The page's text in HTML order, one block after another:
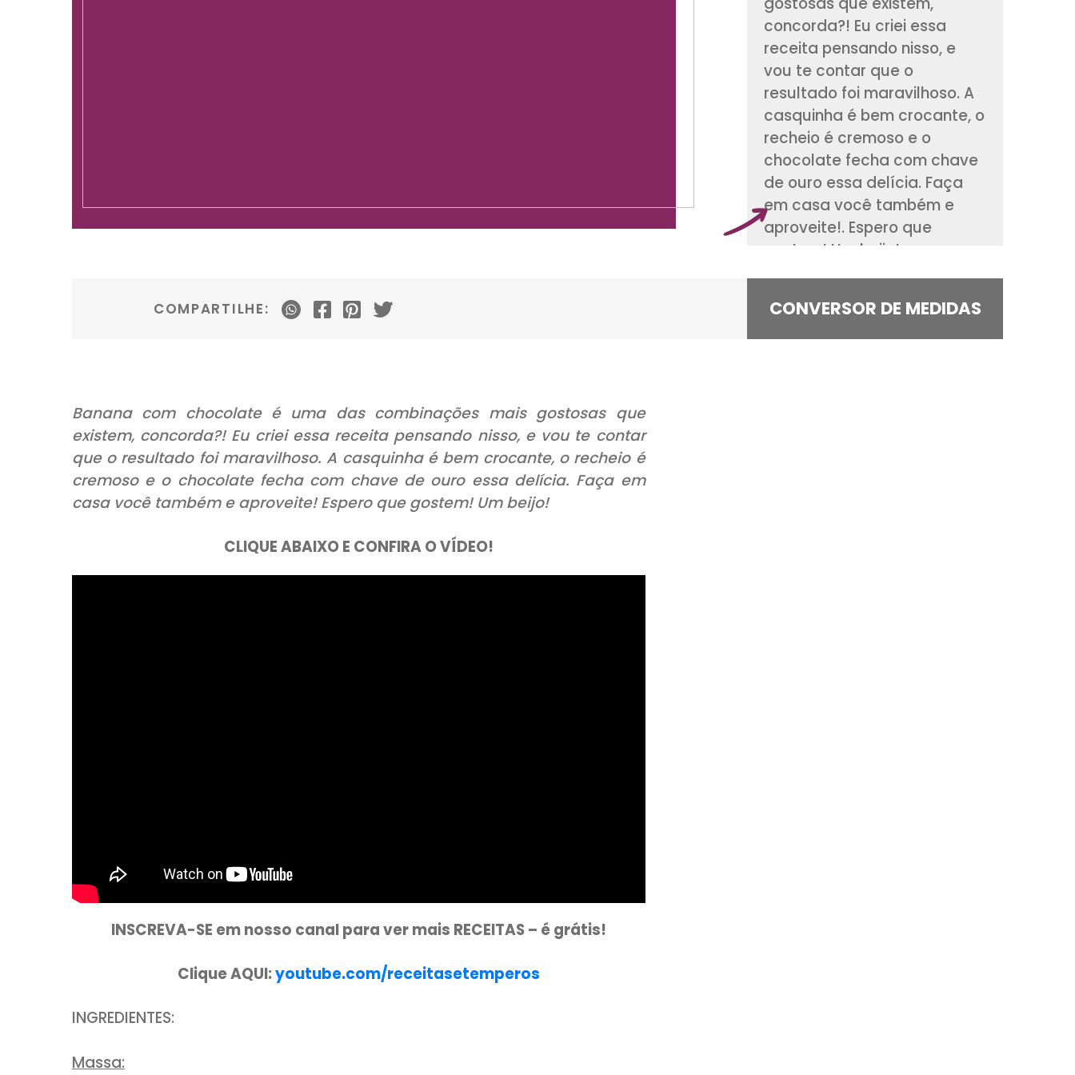
Banana com
uma das
gostosas que
concorda?! Eu criei
receita pensando
vou te contar que o
resultado foi
casquinha é bem
recheio é cremoso
chocolate fecha
de ouro essa
em casa você
COMPARTILHE:
Banana com chocolate é uma das combinações mais gostosas que
existem, concorda?! Eu criei essa receita pensando nisso, e vou te contar